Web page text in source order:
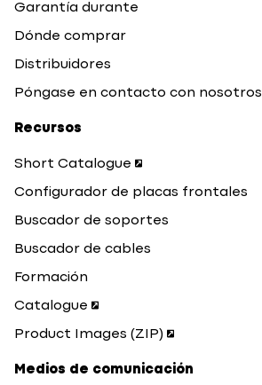
Garantía durante
Dónde comprar
Distribuidores
Póngase en contacto con nosotros
Recursos
Short Catalogue
Configurador de placas frontales
Buscador de soportes
Buscador de cables
Formación
Catalogue
Product Images (ZIP)
Medios de comunicación